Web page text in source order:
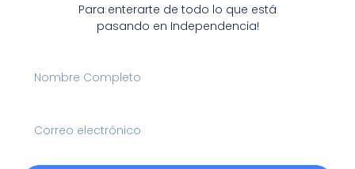
Para enterarte de todo lo que está
pasando en Independencia!